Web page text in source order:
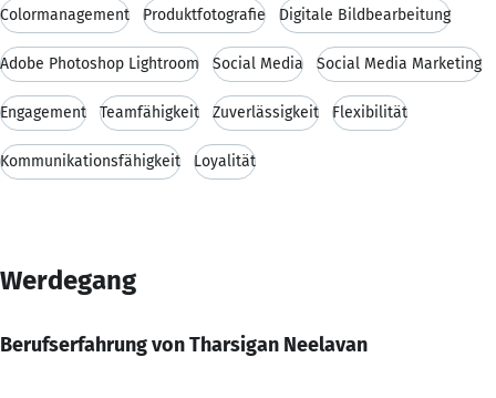
Colormanagement Produktfotografie Digitale Bildbearbeitung
Adobe Photoshop Lightroom Social Media Social Media Marketing
Engagement Teamfähigkeit Zuverlässigkeit Flexibilität
Kommunikationsfähigkeit Loyalität
Werdegang
Berufserfahrung von Tharsigan Neelavan